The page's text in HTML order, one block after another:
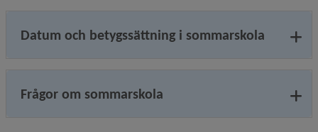
Datum och betygssättning i sommarskola
Frågor om sommarskola